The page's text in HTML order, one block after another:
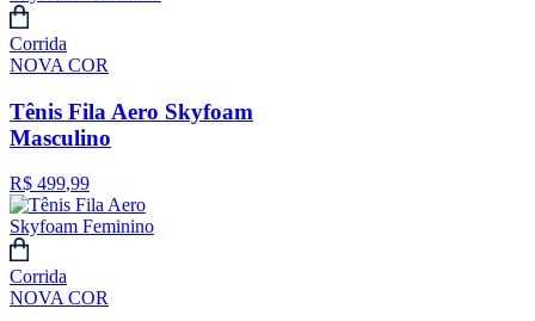
Corrida
NOVA COR
Tênis Fila Aero Skyfoam
Masculino
R$ 499,99
Corrida
NOVA COR